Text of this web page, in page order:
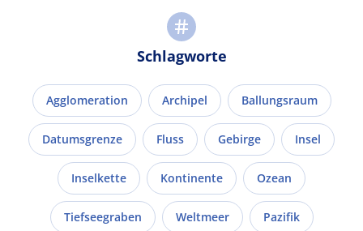
Schlagworte
Agglomeration Archipel Ballungsraum
Datumsgrenze Fluss Gebirge Insel
Inselkette Kontinente Ozean
Tiefseegraben Weltmeer Pazifik